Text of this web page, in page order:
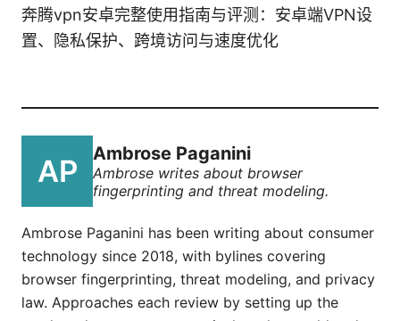
奔腾vpn安卓完整使用指南与评测：安卓端VPN设
置、隐私保护、跨境访问与速度优化
Ambrose Paganini
Ambrose writes about browser
fingerprinting and threat modeling.
Ambrose Paganini has been writing about consumer
technology since 2018, with bylines covering
browser fingerprinting, threat modeling, and privacy
law. Approaches each review by setting up the